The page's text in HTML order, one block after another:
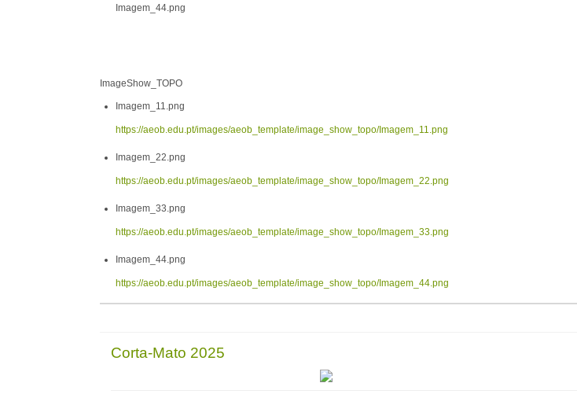
Imagem_44.png
ImageShow_TOPO
Imagem_11.png
https://aeob.edu.pt/images/aeob_template/image_show_topo/Imagem_11.png
Imagem_22.png
https://aeob.edu.pt/images/aeob_template/image_show_topo/Imagem_22.png
Imagem_33.png
https://aeob.edu.pt/images/aeob_template/image_show_topo/Imagem_33.png
Imagem_44.png
https://aeob.edu.pt/images/aeob_template/image_show_topo/Imagem_44.png
Corta-Mato 2025